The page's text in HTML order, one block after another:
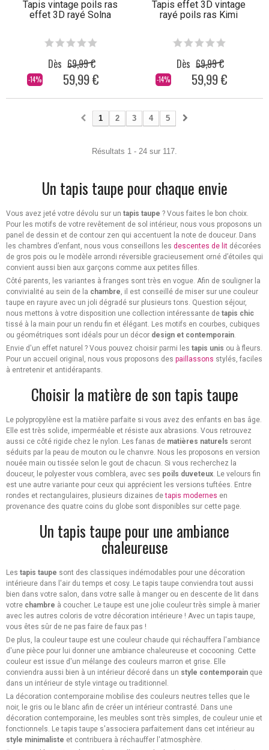
Tapis vintage poils ras
effet 3D rayé Solna
-14%
Dès 69,99 €
59,99 €
Tapis effet 3D vintage
rayé poils ras Kimi
-14%
Dès 69,99 €
59,99 €
1 2 3 4 5
Résultats 1 - 24 sur 117.
Un tapis taupe pour chaque envie
Vous avez jeté votre dévolu sur un tapis taupe ? Vous faites le bon choix.
Pour les motifs de votre revêtement de sol intérieur, nous vous proposons un
panel de dessin et de contour zen qui accentuent la note de douceur. Dans
les chambres d’enfant, nous vous conseillons les descentes de lit décorées
de gros pois ou le modèle arrondi réversible gracieusement orné d’étoiles qui
convient aussi bien aux garçons comme aux petites filles.
Côté parents, les variantes à franges sont très en vogue. Afin de souligner la
convivialité au sein de la chambre, il est conseillé de miser sur une couleur
taupe en rayure avec un joli dégradé sur plusieurs tons. Question séjour,
nous mettons à votre disposition une collection intéressante de tapis chic
tissé à la main pour un rendu fin et élégant. Les motifs en courbes, cubiques
ou géométriques sont idéals pour un décor design et contemporain.
Envie d'un effet naturel ? Vous pouvez choisir parmi les tapis unis ou à fleurs.
Pour un accueil original, nous vous proposons des paillassons stylés, faciles
à entretenir et antidérapants.
Choisir la matière de son tapis taupe
Le polypropylène est la matière parfaite si vous avez des enfants en bas âge.
Elle est très solide, imperméable et résiste aux abrasions. Vous retrouvez
aussi ce côté rigide chez le nylon. Les fanas de matières naturels seront
séduits par la peau de mouton ou le chanvre. Nous les proposons en version
nouée main ou tissée selon le gout de chacun. Si vous recherchez la
douceur, le polyester vous comblera, avec ses poils duveteux. Le velours fin
est une autre variante pour ceux qui apprécient les versions tuftées. Entre
rondes et rectangulaires, plusieurs dizaines detapis modernes en
provenance des quatre coins du globe sont disponibles sur cette page.
Un tapis taupe pour une ambiance
chaleureuse
Les tapis taupe sont des classiques indémodables pour une décoration
intérieure dans l'air du temps et cosy. Le tapis taupe conviendra tout aussi
bien dans votre salon, dans votre salle à manger ou en descente de lit dans
votre chambre à coucher. Le taupe est une jolie couleur très simple à marier
avec les autres coloris de votre décoration intérieure ! Avec un tapis taupe,
vous êtes sûr de ne pas faire de faux pas !
De plus, la couleur taupe est une couleur chaude qui réchauffera l'ambiance
d'une pièce pour lui donner une ambiance chaleureuse et cocooning. Cette
couleur est issue d'un mélange des couleurs marron et grise. Elle
conviendra aussi bien à un intérieur décoré dans un style contemporain que
dans un intérieur de style vintage ou traditionnel.
La décoration contemporaine mobilise des couleurs neutres telles que le
noir, le gris ou le blanc afin de créer un intérieur contrasté. Dans une
décoration contemporaine, les meubles sont très simples, de couleur unie et
fonctionnels. Le tapis taupe s'associera parfaitement dans cet intérieur au
style minimaliste et contribuera à réchauffer l'atmosphère.